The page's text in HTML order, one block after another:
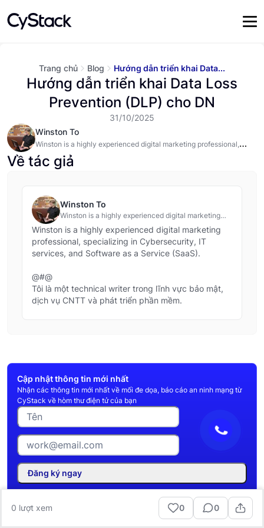
Trang chủ Blog Hướng dẫn triển khai Data...
Hướng dẫn triển khai Data Loss
Prevention (DLP) cho DN
31/10/2025
Winston To
Winston is a highly experienced digital marketing professional,
specializing in Cybersecurity, IT services, and Software as a
Service (SaaS). @#@ Tôi là một technical writer trong lĩnh vực bảo
0 lượt xem 0 0
Về tác giả
Winston To
Winston is a highly experienced digital marketing
professional, specializing in Cybersecurity, IT
services, and Software as a Service (SaaS). @#@
Tôi là một technical writer trong lĩnh vực bảo mật,
dịch vụ CNTT và phát triển phần mềm.
Winston is a highly experienced digital marketing
professional, specializing in Cybersecurity, IT
services, and Software as a Service (SaaS).
@#@
Tôi là một technical writer trong lĩnh vực bảo mật,
dịch vụ CNTT và phát triển phần mềm.
Cập nhật thông tin mới nhất
Nhận các thông tin mới nhất về mối đe dọa, báo cáo an ninh mạng từ
CyStack về hòm thư điện tử của bạn
Đăng ký ngay